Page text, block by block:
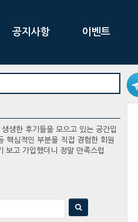
공지사항 이벤트
생한 후기들을 모으고 있는 공간입
핵심적인 부분을 직접 경험한 회원
보고 가입했더니 정말 만족스럽